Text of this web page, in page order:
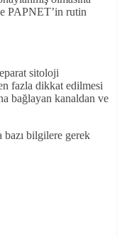
PAPNET’in rutin
sitoloji
fazla dikkat edilmesi
bağlayan kanaldan ve
bazı bilgilere gerek